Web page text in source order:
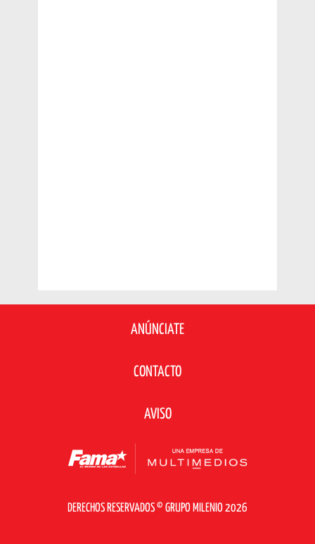
ANÚNCIATE
CONTACTO
AVISO
DERECHOS RESERVADOS © GRUPO MILENIO 2026